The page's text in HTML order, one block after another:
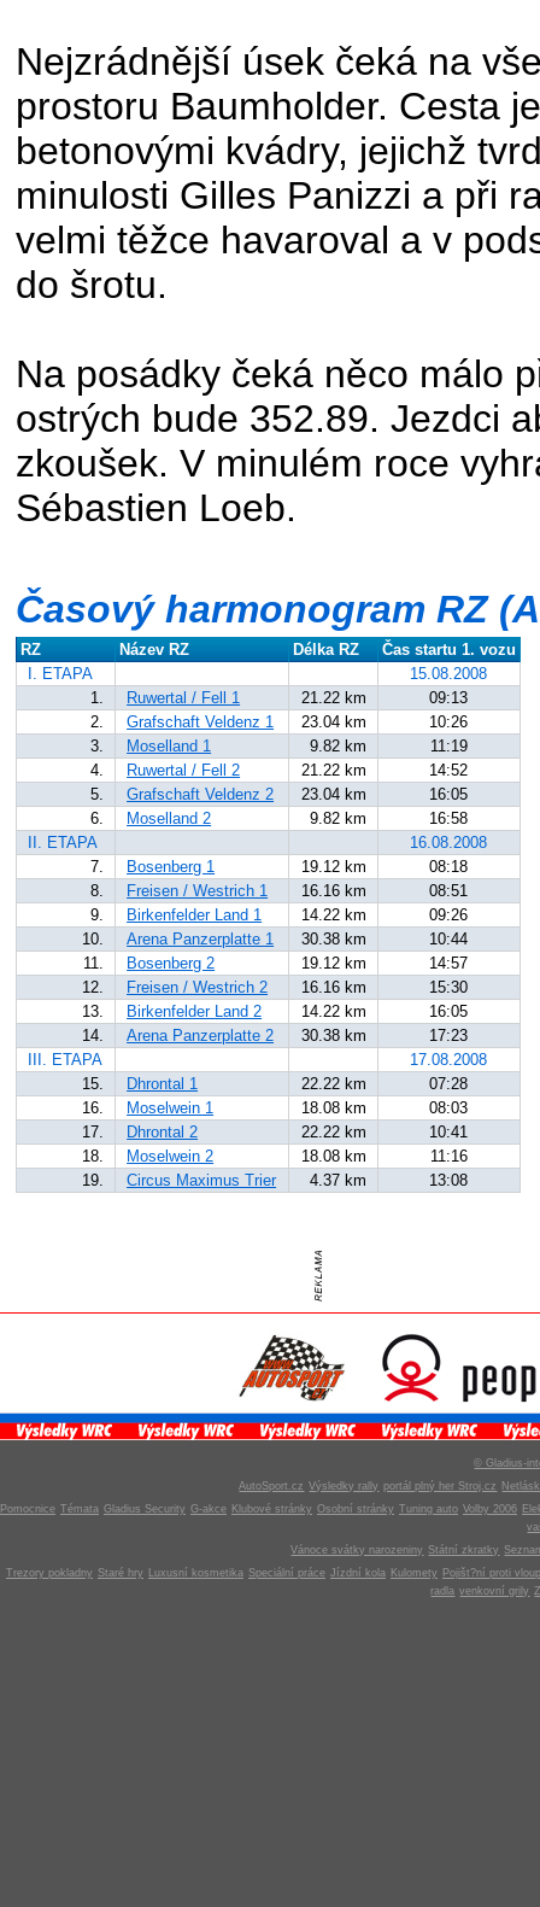
Nejzrádnější úsek čeká na
prostoru Baumholder. Cesta
betonovými kvádry, jejichž
minulosti Gilles Panizzi a při
velmi těžce havaroval a v
do šrotu.
Na posádky čeká něco málo
ostrých bude 352.89. Jezdci
zkoušek. V minulém roce
Sébastien Loeb.
Časový harmonogram RZ
RZ Název RZ Délka RZ
Čas startu 1. vozu
I. ETAPA
15.08.2008
1.
Ruwertal / Fell 1 21.22 km
09:13
2.
Grafschaft Veldenz 1 23.04 km
10:26
3.
Moselland 1 9.82 km
11:19
4.
Ruwertal / Fell 2 21.22 km
14:52
5.
Grafschaft Veldenz 2 23.04 km
16:05
6.
Moselland 2 9.82 km
16:58
II. ETAPA
16.08.2008
7.
Bosenberg 1 19.12 km
08:18
8.
Freisen / Westrich 1 16.16 km
08:51
9.
Birkenfelder Land 1 14.22 km
09:26
10.
Arena Panzerplatte 1 30.38 km
10:44
11.
Bosenberg 2 19.12 km
14:57
12.
Freisen / Westrich 2 16.16 km
15:30
13.
Birkenfelder Land 2 14.22 km
16:05
14.
Arena Panzerplatte 2 30.38 km
17:23
III. ETAPA
17.08.2008
15.
Dhrontal 1 22.22 km
07:28
16.
Moselwein 1 18.08 km
08:03
17.
Dhrontal 2 22.22 km
10:41
18.
Moselwein 2 18.08 km
11:16
19.
Circus Maximus Trier 4.37 km 13:08
© Gladius-
AutoSport.cz Výsledky rally portál plný her Stroj.cz
Pomocnice Témata Gladius Security G-akce Klubové stránky Osobní stránky Tuning auto Volby 2006
Vánoce svátky narozeniny Státní zkratky
Trezory pokladny Staré hry Luxusní kosmetika Speciální práce Jízdní kola Kulomety
Pojišt?ní proti
radla venkovní grily